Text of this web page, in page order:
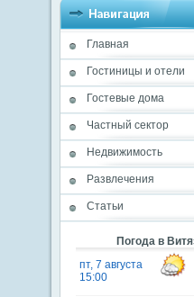
Главная
Гостиницы и отели
Гостевые дома
Частный сектор
Недвижимость
Развлечения
Статьи
Погода в